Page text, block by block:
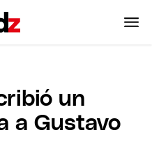
un
a Gustavo